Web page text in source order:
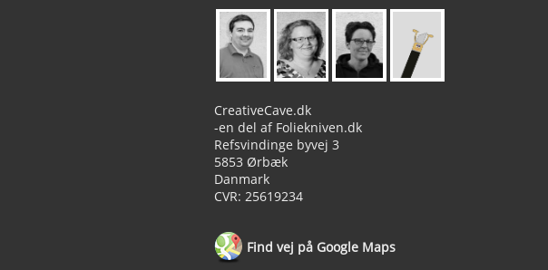
CreativeCave.dk
-en del af Foliekniven.dk
Refsvindinge byvej 3
5853 Ørbæk
Danmark
CVR: 25619234
Find vej på Google Maps